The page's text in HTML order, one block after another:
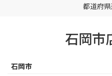
都道府
石岡市
石岡市